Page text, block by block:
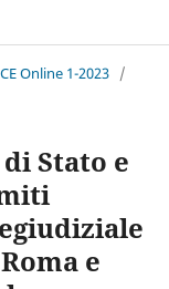
Online 1-2023 /
Stato e
e